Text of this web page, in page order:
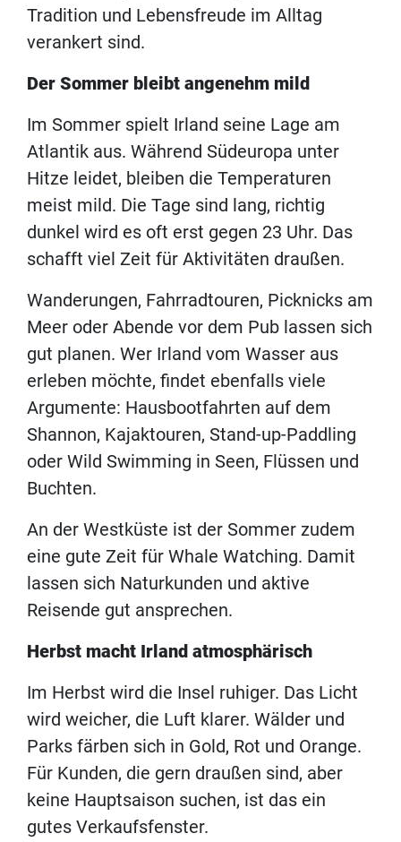
Tradition und Lebensfreude im Alltag
verankert sind.
Der Sommer bleibt angenehm mild
Im Sommer spielt Irland seine Lage am
Atlantik aus. Während Südeuropa unter
Hitze leidet, bleiben die Temperaturen
meist mild. Die Tage sind lang, richtig
dunkel wird es oft erst gegen 23 Uhr. Das
schafft viel Zeit für Aktivitäten draußen.
Wanderungen, Fahrradtouren, Picknicks am
Meer oder Abende vor dem Pub lassen sich
gut planen. Wer Irland vom Wasser aus
erleben möchte, findet ebenfalls viele
Argumente: Hausbootfahrten auf dem
Shannon, Kajaktouren, Stand-up-Paddling
oder Wild Swimming in Seen, Flüssen und
Buchten.
An der Westküste ist der Sommer zudem
eine gute Zeit für Whale Watching. Damit
lassen sich Naturkunden und aktive
Reisende gut ansprechen.
Herbst macht Irland atmosphärisch
Im Herbst wird die Insel ruhiger. Das Licht
wird weicher, die Luft klarer. Wälder und
Parks färben sich in Gold, Rot und Orange.
Für Kunden, die gern draußen sind, aber
keine Hauptsaison suchen, ist das ein
gutes Verkaufsfenster.